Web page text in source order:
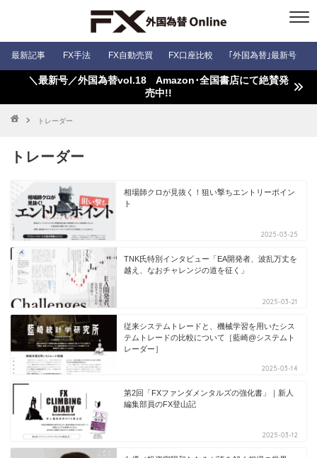
最新記事 FX手法 FX自動売買 FX口座比較 ｢外国為替｣最新号
＼最新号／外国為替vol.18 Amazon･全国書店にて絶賛発
売中!!
トレーダー
トレーダー
相場師クロが見抜く！狙い撃ちエントリーポイン
ト
2025-03-25
TNK氏特別インタビュー「EA開発者、波乱万丈を
越え、なおチャレンジの道を征く」
2025-03-21
従来システムトレードと、機械学習を用いたシス
テムトレードの比較について［藍崎@システムト
レーダー］
2025-03-14
第2回「FXファンダメンタルズの強化書」｜新人
編集部員のFX登山記
2025-03-12